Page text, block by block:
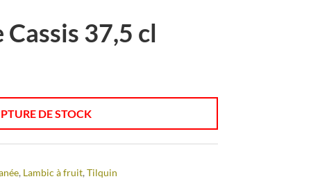
37,5 cl
DE STOCK
, Lambic à fruit, Tilquin